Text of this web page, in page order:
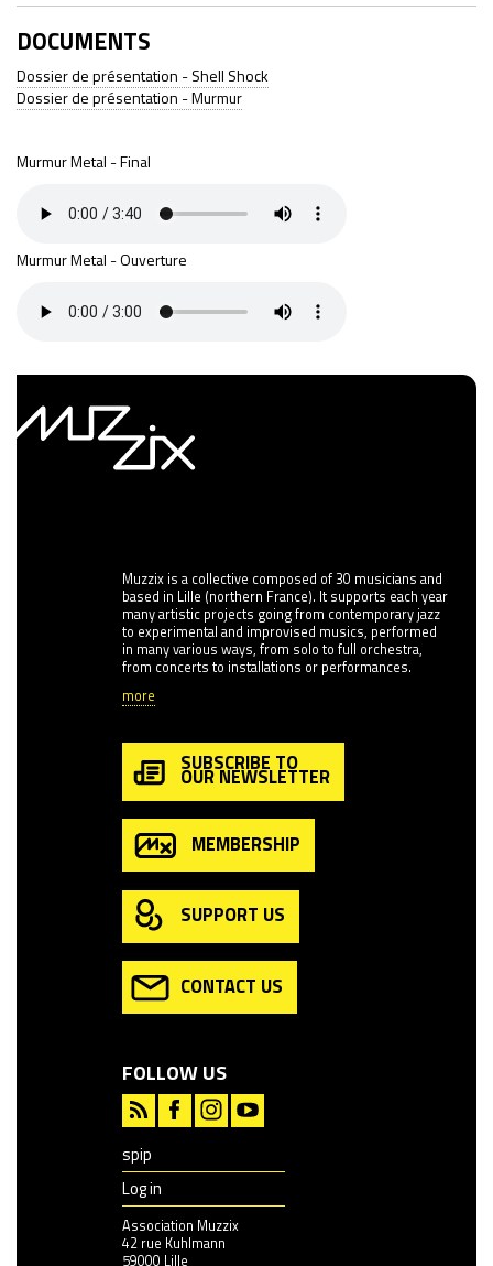
DOCUMENTS
Dossier de présentation - Shell Shock
Dossier de présentation - Murmur
Murmur Metal - Final
Murmur Metal - Ouverture
Muzzix is a collective composed of 30 musicians and
based in Lille (northern France). It supports each year
many artistic projects going from contemporary jazz
to experimental and improvised musics, performed
in many various ways, from solo to full orchestra,
from concerts to installations or performances.
more
SUBSCRIBE TO
OUR NEWSLETTER
MEMBERSHIP
SUPPORT US
CONTACT US
FOLLOW US
spip
Log in
Association Muzzix
42 rue Kuhlmann
59000 Lille